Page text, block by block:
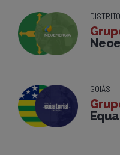
GOIÁS